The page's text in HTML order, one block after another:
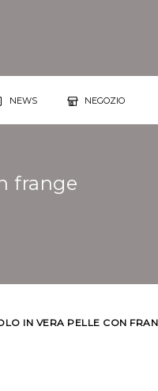
NEWS NEGOZIO
frange
IN VERA PELLE CON